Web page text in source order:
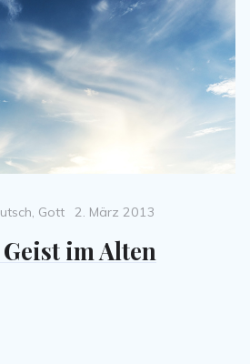
, Gott
Posted
2. März 2013
im Alten